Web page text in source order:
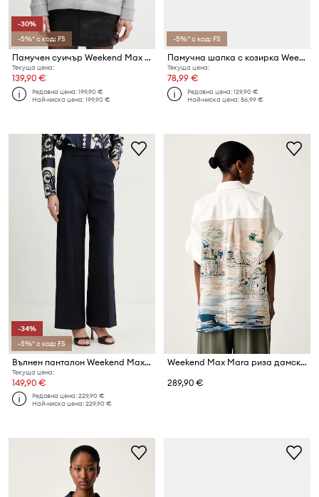
-30%
-5%* с код: FS
Памучен суичър Weekend Max Mara GOMMOSO
Текуща цена:
139,90 €
Редовна цена:199,90 €
Най-ниска цена:199,90 €
-5%* с код: FS
Памучна шапка с козирка Weekend Max Mara AGUFO
Текуща цена:
78,99 €
Редовна цена:129,90 €
Най-ниска цена:86,99 €
-34%
-5%* с код: FS
Вълнен панталон Weekend Max Mara VISIVO
Текуща цена:
149,90 €
Редовна цена:229,90 €
Най-ниска цена:229,90 €
Weekend Max Mara риза дамска WKDTUONO
289,90 €